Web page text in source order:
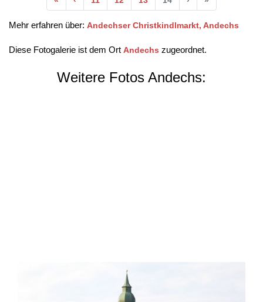
Mehr erfahren über: Andechser Christkindlmarkt, Andechs
Diese Fotogalerie ist dem Ort Andechs zugeordnet.
Weitere Fotos Andechs: